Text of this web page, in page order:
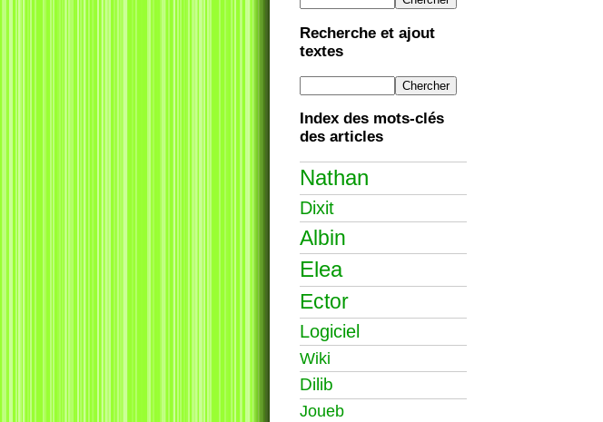
Recherche et ajout
textes
Index des mots-clés
des articles
Nathan
Dixit
Albin
Elea
Ector
Logiciel
Wiki
Dilib
Joueb